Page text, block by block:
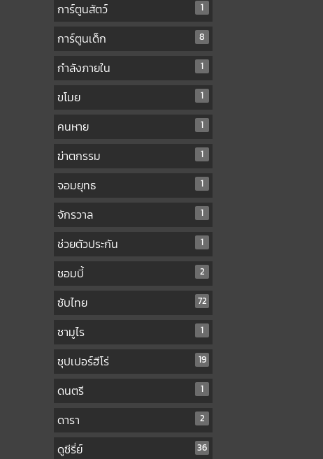
การ์ตูนสัตว์ 1
การ์ตูนเด็ก 8
กำลังภายใน 1
ขโมย 1
คนหาย 1
ฆ่าตกรรม 1
จอมยุทธ 1
จักรวาล 1
ช่วยตัวประกัน 1
ซอมบี้ 2
ซับไทย 72
ซามูไร 1
ซุปเปอร์ฮีโร่ 19
ดนตรี 1
ดารา 2
ดูซีรี่ย์ 36